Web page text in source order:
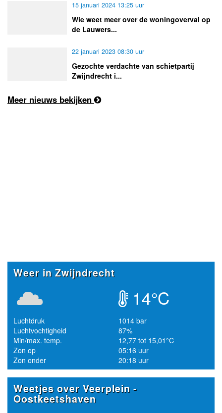
15 januari 2024 13:25 uur
Wie weet meer over de woningoverval op
de Lauwers...
22 januari 2023 08:30 uur
Gezochte verdachte van schietpartij
Zwijndrecht i...
Meer nieuws bekijken
Weer in Zwijndrecht
14°C
Luchtdruk
1014 bar
Luchtvochtigheid
87%
Min/max. temp.
12,77 tot 15,01°C
Zon op
05:16 uur
Zon onder
20:18 uur
Weetjes over Veerplein -
Oostkeetshaven